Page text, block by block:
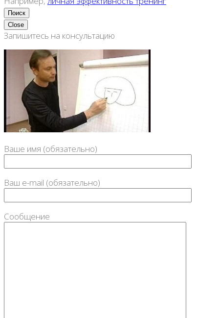
Close
Запишитесь на консультацию
Ваше имя (обязательно)
Ваш e-mail (обязательно)
Сообщение